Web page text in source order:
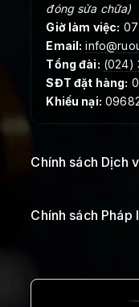
đóng sửa chữa)
Giờ làm việc:
Email:
Tổng đài: (024)
SĐT đặt hàng:
Khiếu nại:
Chính sách Dịch
Chính sách Pháp